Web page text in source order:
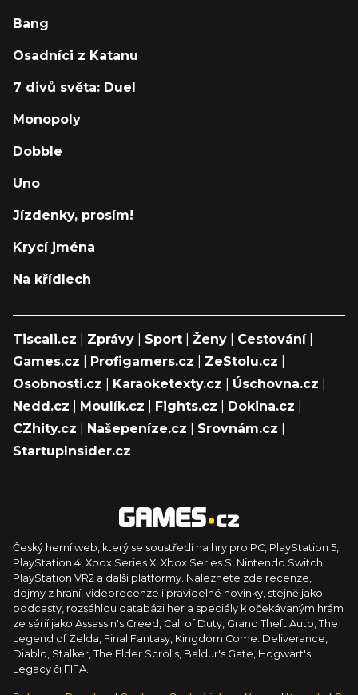
Bang
Osadníci z Katanu
7 divů světa: Duel
Monopoly
Dobble
Uno
Jízdenky, prosím!
Krycí jména
Na křídlech
Tiscali.cz Zprávy Sport Ženy Cestování|
Games.cz
Profigamers.cz ZeStolu.cz
Osobnosti.cz
Karaoketexty.cz Úschovna.cz
Nedd.cz
Moulík.cz Fights.cz Dokina.cz
CZhity.cz
Našepeníze.cz Srovnám.cz
StartupInsider.cz
Český herní web, který se soustředí na hry pro PC, PlayStation 5,
PlayStation 4, Xbox Series X, Xbox Series S, Nintendo Switch,
PlayStation VR2 a další platformy. Naleznete zde recenze,
dojmy z hraní, videorecenze i pravidelné novinky, stejně jako
podcasty, rozsáhlou databázi her a speciály k očekávaným hrám
ze sérií jako Assassin's Creed, Call of Duty, Grand Theft Auto, The
Legend of Zelda, Final Fantasy, Kingdom Come: Deliverance,
Diablo, Stalker, The Elder Scrolls, Baldur's Gate, Hogwart's
Legacy či FIFA.